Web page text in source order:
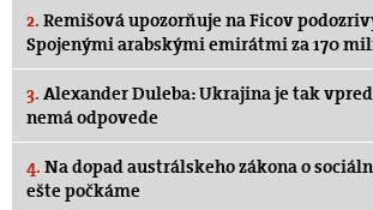
2. Remišová upozorňuje na Ficov
Spojenými arabskými emirátmi za 170
3. Alexander Duleba: Ukrajina je tak
nemá odpovede
4. Na dopad austrálskeho zákona o
ešte počkáme